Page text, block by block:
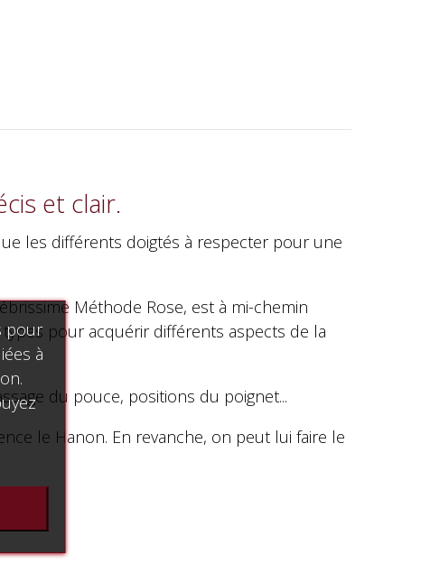
et clair.
les différents doigtés à respecter pour une
Méthode Rose, est à mi-chemin
pour acquérir différents aspects de la
du pouce, positions du poignet...
le Hanon. En revanche, on peut lui faire le
pour
à